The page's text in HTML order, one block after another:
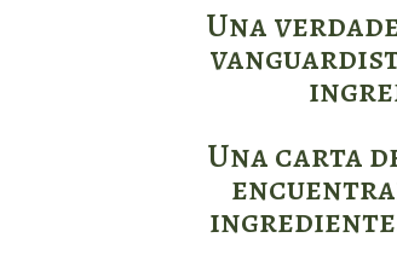
Una
Una carta